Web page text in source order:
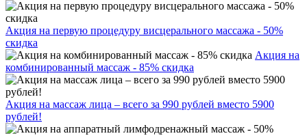
Акция на первую процедуру висцерального массажа - 50%
скидка
Акция на
комбинированный массаж - 85% скидка
Акция на массаж лица – всего за 990 рублей вместо 5900
рублей!